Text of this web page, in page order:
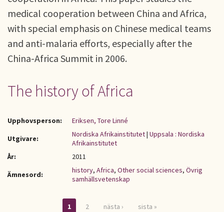
medical cooperation between China and Africa,
with special emphasis on Chinese medical teams
and anti-malaria efforts, especially after the
China-Africa Summit in 2006.
The history of Africa
Upphovsperson:
Eriksen, Tore Linné
Utgivare:
Nordiska Afrikainstitutet| Uppsala : Nordiska
Afrikainstitutet
År:
2011
Ämnesord:
history, Africa, Other social sciences, Övrig
samhällsvetenskap
1 2 nästa › sista »